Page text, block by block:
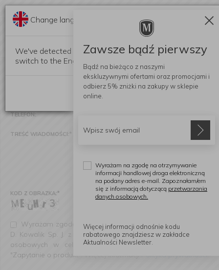
PATELNIA GENEVA 3-PLY 28CM
TELEFON:
TREŚĆ WIADOMOŚCI: *
KOD Z OBRAZKA:*
Wyrażam zgodę na przetwarzanie przez Firmę Handlową
D. Kowalik Sp. J. z siedzibą przy ul. Słowiańskiej 22, 64-100
osobowych w celu udzielenia odpowiedzi na zadanie
"Zapytanie o produkt". Więcej informacji Polityka prywatności.
Change language?
We've detected that your browser language is not Polish.
switch to the English version of our website?
Zawsze bądź pierwszy
Bądź na bieżąco z naszymi
ekskluzywnymi ofertami oraz promocjami i
odbierz 5% zniżki na zakupy w sklepie
online.
Wyrażam na zgodę na otrzymywanie
informacji handlowej droga elektroniczną
na podany adres e-mail. Zapoznałam/em
się z informacją dotyczącą przetwarzania
danych osobowych.
Więcej informacji odnośnie kodu
rabatowego znajdziesz w zakładce
Aktualności Newsletter.